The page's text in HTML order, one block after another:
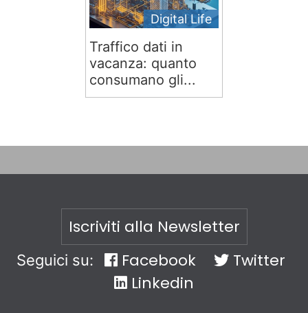
Digital Life
Traffico dati in
vacanza: quanto
consumano gli...
Iscriviti alla Newsletter
Seguici su: Facebook
Twitter
Linkedin